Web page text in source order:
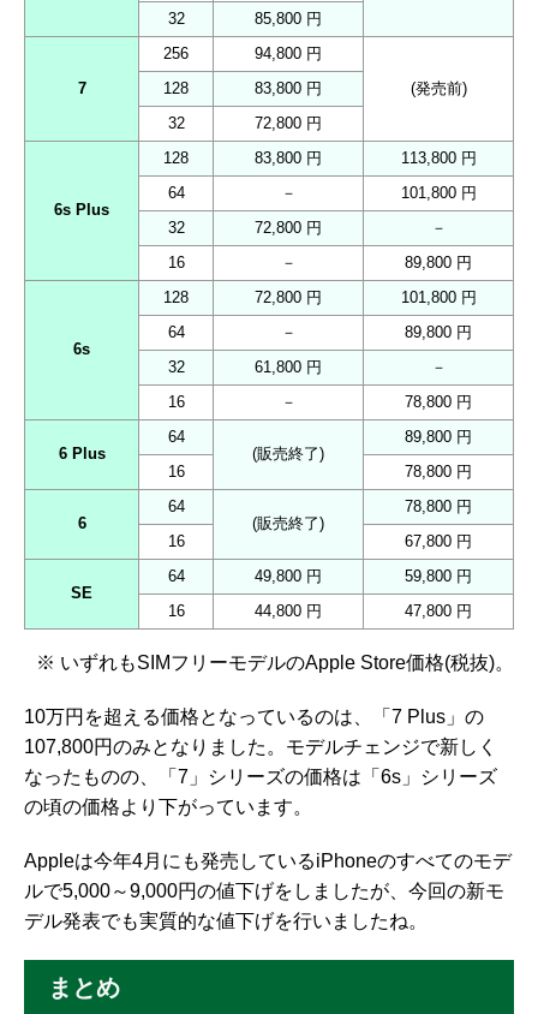
32 85,800 円
7
256
94,800 円
(発売前)
128
83,800 円
32
72,800 円
6s Plus
128 83,800 円
113,800 円
64
－
101,800 円
32
72,800 円
－
16
－ 89,800 円
6s
128 72,800 円
101,800 円
64
－
89,800 円
32
61,800 円
－
16
－ 78,800 円
6 Plus
64
(販売終了)
89,800 円
16
78,800 円
6
64
(販売終了)
78,800 円
16
67,800 円
SE
64 49,800 円
59,800 円
16
44,800 円 47,800 円
※ いずれもSIMフリーモデルのApple Store価格(税抜)。
10万円を超える価格となっているのは、「7 Plus」の
107,800円のみとなりました。モデルチェンジで新しく
なったものの、「7」シリーズの価格は「6s」シリーズ
の頃の価格より下がっています。
Appleは今年4月にも発売しているiPhoneのすべてのモデ
ルで5,000～9,000円の値下げをしましたが、今回の新モ
デル発表でも実質的な値下げを行いましたね。
まとめ